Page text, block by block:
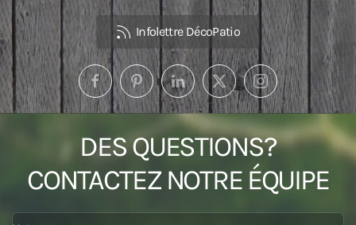
Infolettre DécoPatio
DES QUESTIONS?
CONTACTEZ NOTRE ÉQUIPE